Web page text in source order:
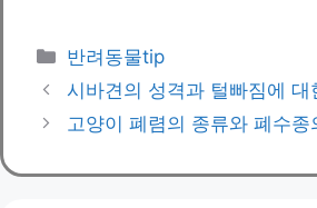
카
테
고
리
반려동물tip
시바견의 성격과 털빠짐에 대
고양이 폐렴의 종류와 폐수종